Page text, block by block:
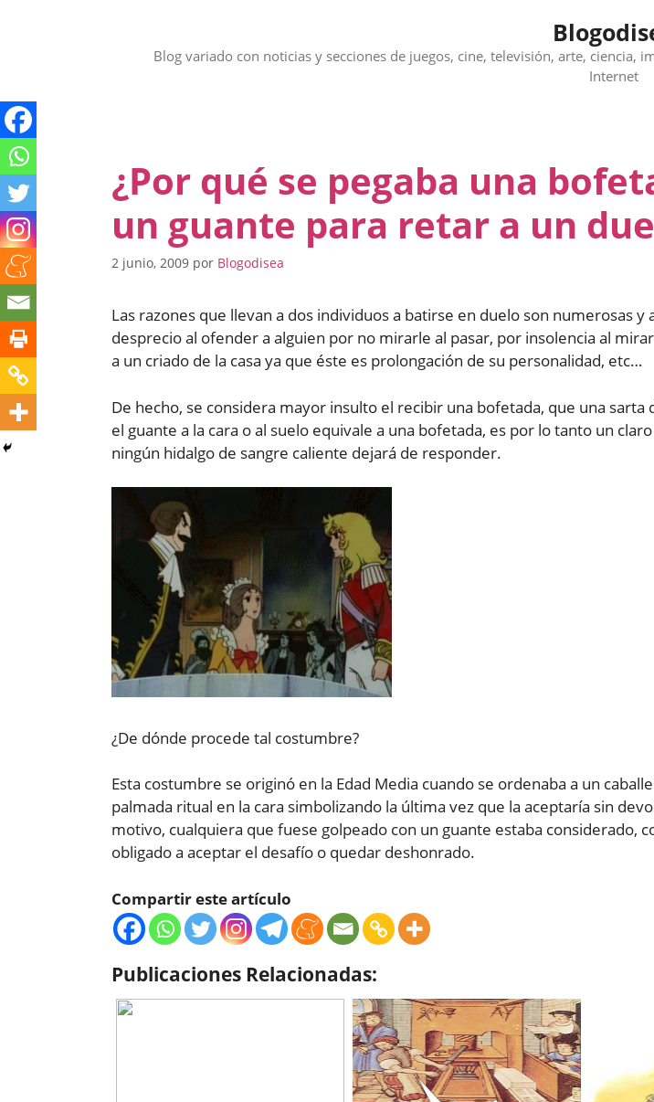
Blog variado con noticias y secciones de juegos, cine, televisión, arte, ciencia,
Internet
¿Por qué se pegaba una
un guante para retar a un
2 junio, 2009 por Blogodisea
Las razones que llevan a dos individuos a batirse en duelo son numerosas y
desprecio al ofender a alguien por no mirarle al pasar, por insolencia al
a un criado de la casa ya que éste es prolongación de su personalidad, etc…
De hecho, se considera mayor insulto el recibir una bofetada, que una sarta
el guante a la cara o al suelo equivale a una bofetada, es por lo tanto un
ningún hidalgo de sangre caliente dejará de responder.
¿De dónde procede tal costumbre?
Esta costumbre se originó en la Edad Media cuando se ordenaba a un
palmada ritual en la cara simbolizando la última vez que la aceptaría sin
motivo, cualquiera que fuese golpeado con un guante estaba considerado,
obligado a aceptar el desafío o quedar deshonrado.
Compartir este artículo
Publicaciones Relacionadas: